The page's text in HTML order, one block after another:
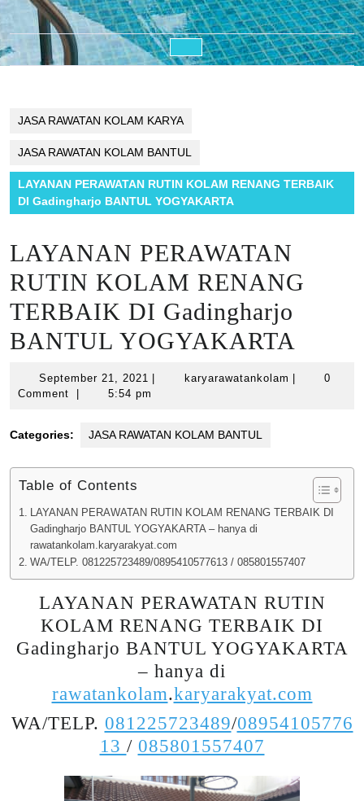
Open
JASA RAWATAN KOLAM KARYA
JASA RAWATAN KOLAM BANTUL
LAYANAN PERAWATAN RUTIN KOLAM RENANG TERBAIK
DI Gadingharjo BANTUL YOGYAKARTA
LAYANAN PERAWATAN
RUTIN KOLAM RENANG
TERBAIK DI Gadingharjo
BANTUL YOGYAKARTA
September 21, 2021 September
21,
karyarawatankolam
0
Comment
5:54 pm
Categories: JASA RAWATAN KOLAM BANTUL
Table of Contents
LAYANAN PERAWATAN RUTIN KOLAM RENANG TERBAIK DI
Gadingharjo BANTUL YOGYAKARTA – hanya di
rawatankolam.karyarakyat.com
WA/TELP. 081225723489/0895410577613 / 085801557407
LAYANAN PERAWATAN RUTIN
KOLAM RENANG TERBAIK DI
Gadingharjo BANTUL YOGYAKARTA
– hanya di
rawatankolam.karyarakyat.com
WA/TELP. 081225723489/08954105776
13 / 085801557407